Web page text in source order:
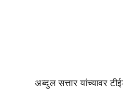
अब्दुल सत्तार यांच्यावर